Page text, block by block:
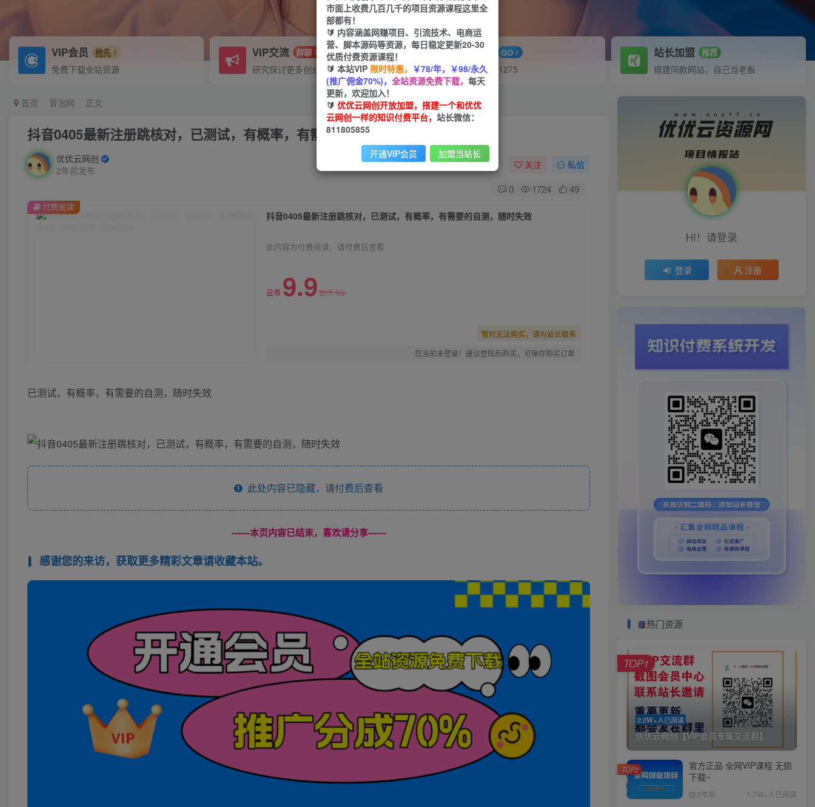
VIP会员 抢先
免费下载全站资源
VIP交流 群聊
研究探讨更多创业项目路子。
APP下载 GO
站长V：hu91275
站长加盟 推荐
搭建同款网站，自己当老板
首页 冒泡网 正文
抖音0405最新注册跳核对，​已测试，有概率，有需要的自测，随时失效
优优云网创
2年前发布
关注 私信
0 1724 49
抖音0405最新注册跳核对，​已测试，有概率，有需要的自测，随时失效
此内容为付费阅读，请付费后查看
云币 9.9云币99
暂时无法购买，请与站长联系
您当前未登录！建议登陆后购买，可保存购买订单
付费阅读
​已测试，有概率，有需要的自测，随时失效
此处内容已隐藏，请付费后查看
------本页内容已结束，喜欢请分享------
感谢您的来访，获取更多精彩文章请收藏本站。
HI！请登录
登录 注册
热门资源
2.2W+人已阅读
优优云网创【VIP会员专属交流群】
TOP1
官方正品 全网VIP课程 无损
下载~
2年前 1.7W+人已阅读
TOP2
市面上收费几百几千的项目资源课程这里全
部都有！
🔰 内容涵盖网赚项目、引流技术、电商运
营、脚本源码等资源，每日稳定更新20-30
优质付费资源课程！
🔰 本站VIP 限时特惠， ￥78/年，￥98/永久
(推广佣金70%)， 全站资源免费下载， 每天
更新，欢迎加入！
🔰 优优云网创开放加盟，搭建一个和优优
云网创一样的知识付费平台， 站长微信：
811805855
开通VIP会员 加盟当站长